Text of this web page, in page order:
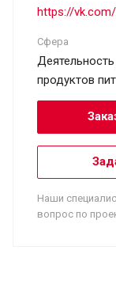
https://
Сфера
продуктов
Наши
вопрос по